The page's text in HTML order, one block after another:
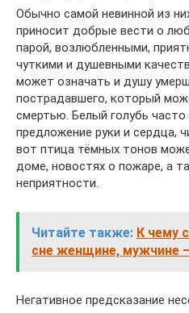
Обычно самой невинной из
приносит добрые вести о
парой, возлюбленными,
чуткими и душевными
может означать и душу
пострадавшего, который
смертью. Белый голубь
предложение руки и сердца,
вот птица тёмных тонов
доме, новостях о пожаре, а
неприятности.
Читайте также: К чему
сне женщине, мужчине
Негативное предсказание